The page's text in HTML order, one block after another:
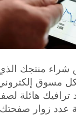
منتجك
لكل مسوق
هائلة
عدد زوار صفحتك